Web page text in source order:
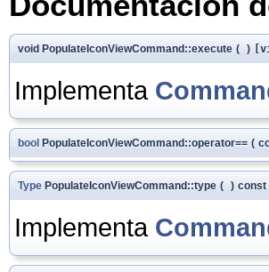
void PopulateIconViewCommand::execute ( )
Implementa
bool PopulateIconViewCommand::operator== (
Type PopulateIconViewCommand::type ( ) const
Implementa